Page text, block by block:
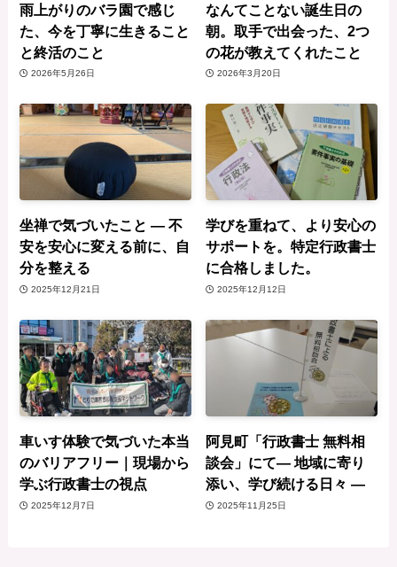
雨上がりのバラ園で感じ
た、今を丁寧に生きること
と終活のこと
2026年5月26日
なんてことない誕生日の
朝。取手で出会った、2つ
の花が教えてくれたこと
2026年3月20日
坐禅で気づいたこと ― 不
安を安心に変える前に、自
分を整える
2025年12月21日
学びを重ねて、より安心の
サポートを。特定行政書士
に合格しました。
2025年12月12日
車いす体験で気づいた本当
のバリアフリー｜現場から
学ぶ行政書士の視点
2025年12月7日
阿見町「行政書士 無料相
談会」にて— 地域に寄り
添い、学び続ける日々 —
2025年11月25日